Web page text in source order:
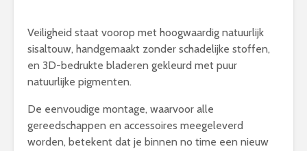
Veiligheid staat voorop met hoogwaardig natuurlijk
sisaltouw, handgemaakt zonder schadelijke stoffen,
en 3D-bedrukte bladeren gekleurd met puur
natuurlijke pigmenten.
De eenvoudige montage, waarvoor alle
gereedschappen en accessoires meegeleverd
worden, betekent dat je binnen no time een nieuw